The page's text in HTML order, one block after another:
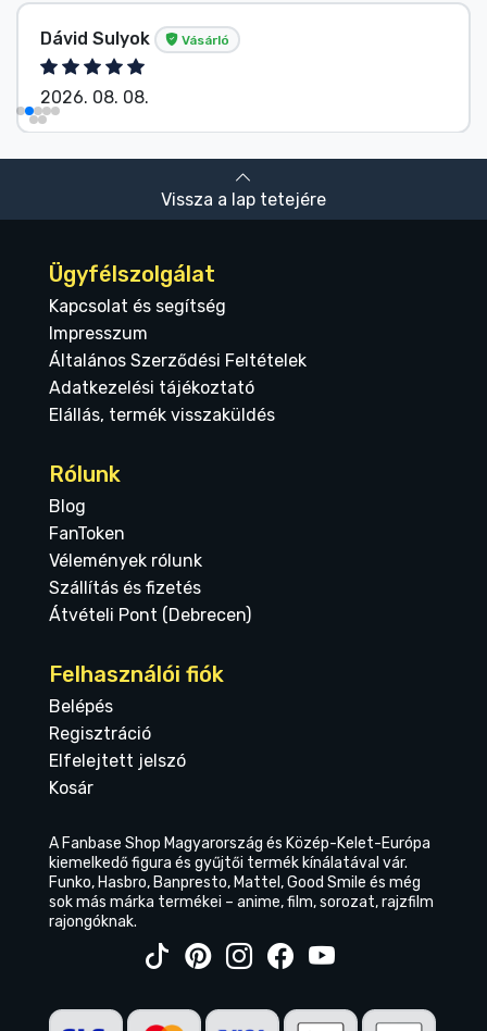
Dávid Sulyok Vásárló
2026. 08. 08.
Vissza a lap tetejére
Ügyfélszolgálat
Kapcsolat és segítség
Impresszum
Általános Szerződési Feltételek
Adatkezelési tájékoztató
Elállás, termék visszaküldés
Rólunk
Blog
FanToken
Vélemények rólunk
Szállítás és fizetés
Átvételi Pont (Debrecen)
Felhasználói fiók
Belépés
Regisztráció
Elfelejtett jelszó
Kosár
A Fanbase Shop Magyarország és Közép-Kelet-Európa
kiemelkedő figura és gyűjtői termék kínálatával vár.
Funko, Hasbro, Banpresto, Mattel, Good Smile és még
sok más márka termékei – anime, film, sorozat, rajzfilm
rajongóknak.